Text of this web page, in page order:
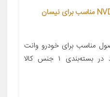
پروانه فن خودرو مدل NVDPICK مناسب برای نیسان
مناسب برای خودرو وانت
پیکاپ نیسان پیکاپ تعداد در بسته‌بندی ۱ جنس کالا